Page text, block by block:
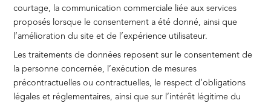
courtage, la communication commerciale liée aux services
proposés lorsque le consentement a été donné, ainsi que
l’amélioration du site et de l’expérience utilisateur.
Les traitements de données reposent sur le consentement de
la personne concernée, l’exécution de mesures
précontractuelles ou contractuelles, le respect d’obligations
légales et réglementaires, ainsi que sur l’intérêt légitime du